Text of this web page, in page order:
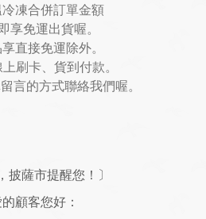
凍合併訂單金額
享免運出貨喔。
直接免運除外。
刷卡、貨到付款。
言的方式聯絡我們喔。
披薩市提醒您！〕
顧客您好：